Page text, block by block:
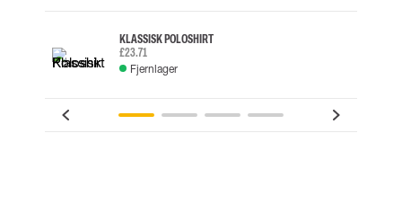
KLASSISK POLOSHIRT
£23.71
Fjernlager